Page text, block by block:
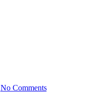
No Comments